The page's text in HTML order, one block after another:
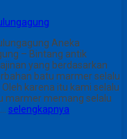
Aneka
– Bintang antik
yang berdasarkan
batu marmer selalu
karena itu kami selalu
marmer memang selalu
selengkapnya